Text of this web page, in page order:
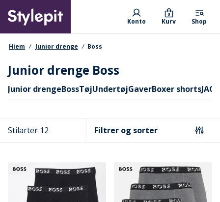
main
content
Primary departments
Konto Kurv
0
Shop
navigationssti
Hjem Junior drenge Boss
Junior drenge Boss
Hurtige links
Junior drengeBossTøjUndertøjGaverBoxer shorts
Stilarter 12 Filtrer og sorter